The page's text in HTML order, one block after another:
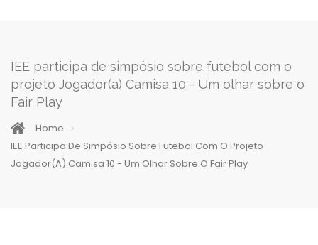
IEE participa de simpósio sobre futebol com o
projeto Jogador(a) Camisa 10 - Um olhar sobre o
Fair Play
Home
IEE Participa De Simpósio Sobre Futebol Com O Projeto
Jogador(a) Camisa 10 - Um Olhar Sobre O Fair Play